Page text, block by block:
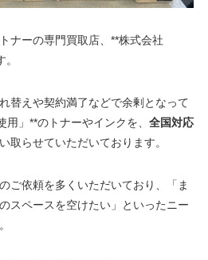
ナーの専門買取店、**株式会社
替えや契約満了などで余剰となって
」**のトナーやインクを、 全国対応
取らせていただいております。
ご依頼を多くいただいており、「ま
スペースを空けたい」といったニー